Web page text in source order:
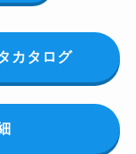
カタログ